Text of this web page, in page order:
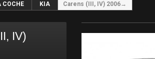
COCHE KIA Carens (III, IV) 2006→
IV)